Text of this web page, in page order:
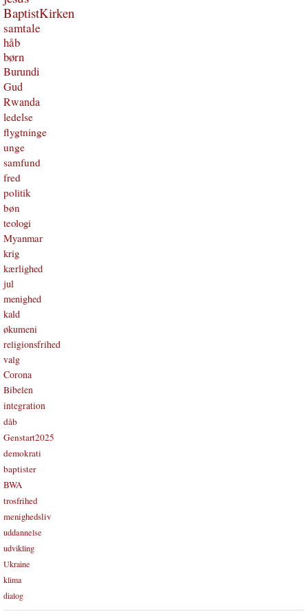
BaptistKirken
samtale
håb
børn
Burundi
Gud
Rwanda
ledelse
flygtninge
unge
samfund
fred
politik
bøn
teologi
Myanmar
krig
kærlighed
jul
menighed
kald
økumeni
religionsfrihed
valg
Corona
Bibelen
integration
dåb
Genstart2025
demokrati
baptister
BWA
trosfrihed
menighedsliv
uddannelse
udvikling
Ukraine
klima
dialog